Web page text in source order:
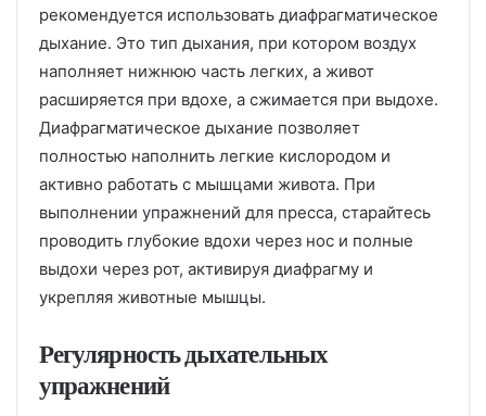
рекомендуется использовать диафрагматическое
дыхание. Это тип дыхания, при котором воздух
наполняет нижнюю часть легких, а живот
расширяется при вдохе, а сжимается при выдохе.
Диафрагматическое дыхание позволяет
полностью наполнить легкие кислородом и
активно работать с мышцами живота. При
выполнении упражнений для пресса, старайтесь
проводить глубокие вдохи через нос и полные
выдохи через рот, активируя диафрагму и
укрепляя животные мышцы.
Регулярность дыхательных
упражнений